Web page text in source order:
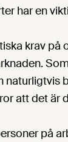
har en
krav
naturligtvis
att det är
på